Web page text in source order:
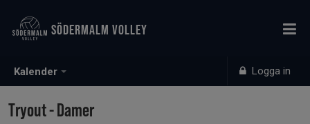
Kalender Logga in
SÖDERMALM VOLLEY
Tryout - Damer